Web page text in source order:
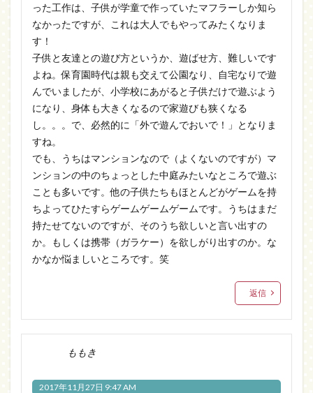
った工作は、子供が学童で作っていたマフラーしか知ら
なかったですが、これは大人でもやってみたくなりま
す！
子供と友達との遊び方というか、遊ばせ方、難しいです
よね。保育園時代は親も交えて公園なり、自宅なりで遊
んでいましたが、小学校にあがると子供だけで遊ぶよう
になり、身体も大きくなるので家遊びも狭くなる
し。。。で、必然的に「外で遊んでおいで！」となりま
すね。
でも、うちはマンションなので（よくないのですが）マ
ンションの中のちょっとした中庭みたいなところで遊ぶ
ことも多いです。他の子供たちもほとんどがゲームを持
ちよってひたすらゲームゲームゲームです。うちはまだ
持たせてないのですが、そのうち欲しいと言い出すの
か。もしくは携帯（ガラケー）を欲しがり出すのか。な
かなか悩ましいところです。笑
返信
ももき
2017年11月27日 9:47 AM